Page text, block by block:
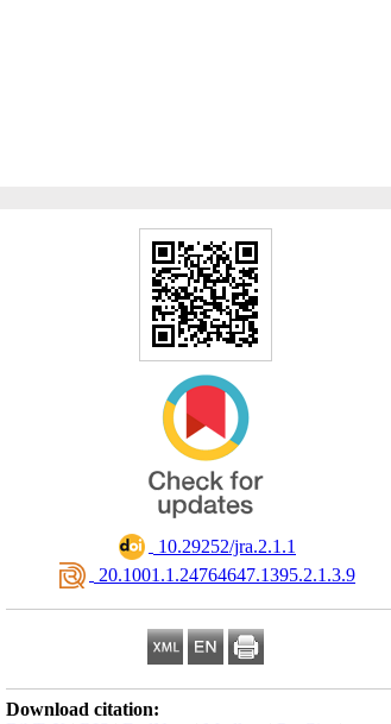
‎ 10.29252/jra.2.1.1
‎ 20.1001.1.24764647.1395.2.1.3.9
Download citation: